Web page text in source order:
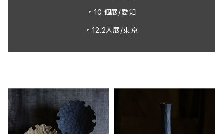
▫️10.個展/愛知
▫️12.2人展/東京